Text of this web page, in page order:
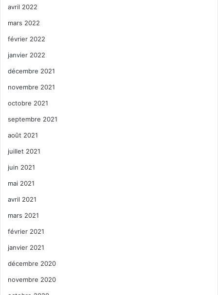
avril 2022
mars 2022
février 2022
janvier 2022
décembre 2021
novembre 2021
octobre 2021
septembre 2021
août 2021
juillet 2021
juin 2021
mai 2021
avril 2021
mars 2021
février 2021
janvier 2021
décembre 2020
novembre 2020